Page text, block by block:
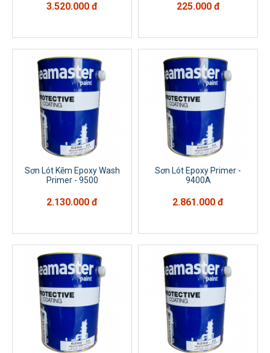
3.520.000 đ 225.000 đ
Sơn Lót Kẽm Epoxy Wash
Primer - 9500
2.130.000 đ
Sơn Lót Epoxy Primer -
9400A
2.861.000 đ